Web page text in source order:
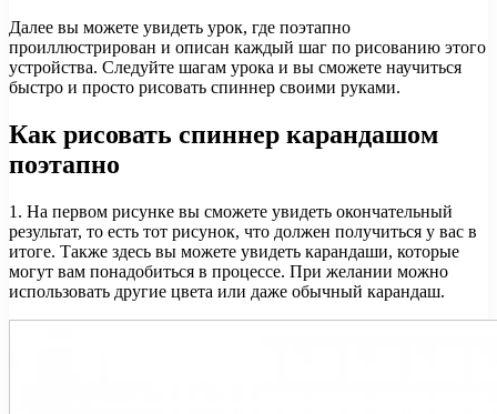
Далее вы можете увидеть урок, где поэтапно
проиллюстрирован и описан каждый шаг по рисованию этого
устройства. Следуйте шагам урока и вы сможете научиться
быстро и просто рисовать спиннер своими руками.
Как рисовать спиннер карандашом
поэтапно
1. На первом рисунке вы сможете увидеть окончательный
результат, то есть тот рисунок, что должен получиться у вас в
итоге. Также здесь вы можете увидеть карандаши, которые
могут вам понадобиться в процессе. При желании можно
использовать другие цвета или даже обычный карандаш.